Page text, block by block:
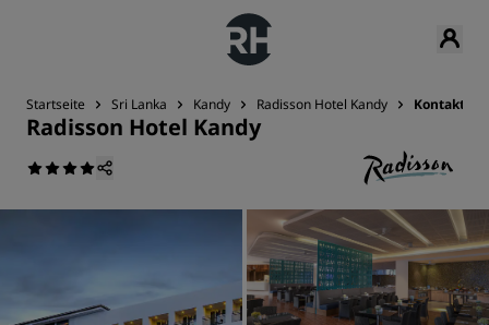
Startseite Sri Lanka Kandy Radisson Hotel Kandy Kontakt
Radisson Hotel Kandy